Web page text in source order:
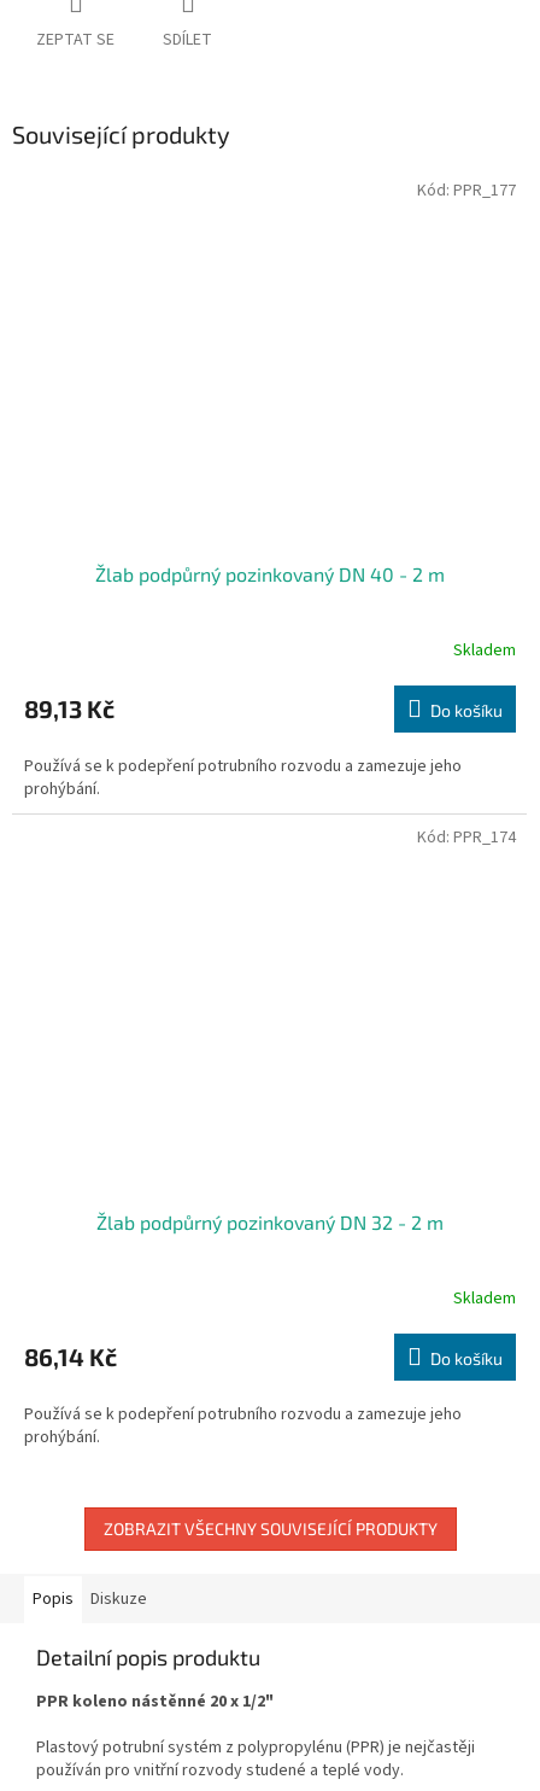
ZEPTAT SE SDÍLET
Související produkty
Žlab podpůrný pozinkovaný DN 40 - 2 m
Skladem
89,13 Kč Do košíku
Používá se k podepření potrubního rozvodu a zamezuje jeho
prohýbání.
Kód: PPR_177
Žlab podpůrný pozinkovaný DN 32 - 2 m
Skladem
86,14 Kč Do košíku
Používá se k podepření potrubního rozvodu a zamezuje jeho
prohýbání.
Kód: PPR_174
ZOBRAZIT VŠECHNY SOUVISEJÍCÍ PRODUKTY
Popis Diskuze
Detailní popis produktu
PPR koleno nástěnné 20 x 1/2"
Plastový potrubní systém z polypropylénu (PPR) je nejčastěji
používán pro vnitřní rozvody studené a teplé vody.